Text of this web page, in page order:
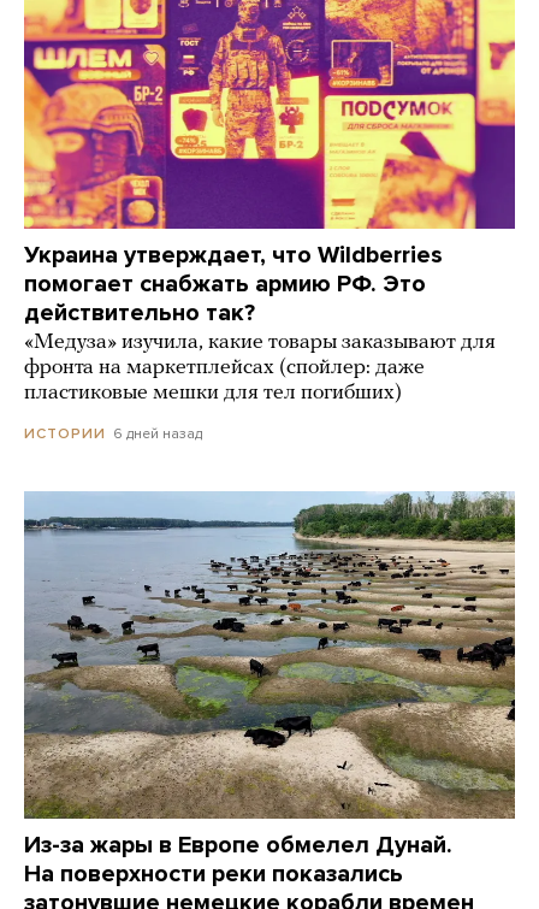
Украина утверждает, что Wildberries
помогает снабжать армию РФ. Это
действительно так?
«Медуза» изучила, какие товары заказывают для
фронта на маркетплейсах (спойлер: даже
пластиковые мешки для тел погибших)
ИСТОРИИ 6 дней назад
Из-за жары в Европе обмелел Дунай.
На поверхности реки показались
затонувшие немецкие корабли времен